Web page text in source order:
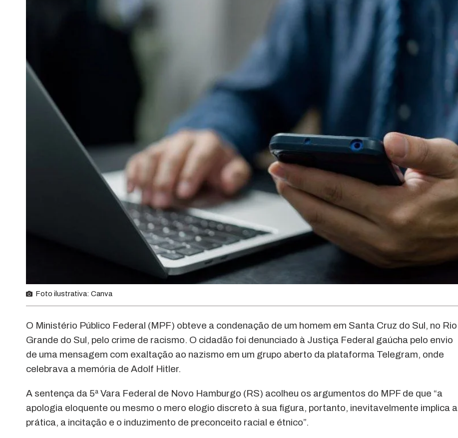
Foto ilustrativa: Canva
O Ministério Público Federal (MPF) obteve a condenação de um homem em Santa Cruz do Sul, no Rio
Grande do Sul, pelo crime de racismo. O cidadão foi denunciado à Justiça Federal gaúcha pelo envio
de uma mensagem com exaltação ao nazismo em um grupo aberto da plataforma Telegram, onde
celebrava a memória de Adolf Hitler.
A sentença da 5ª Vara Federal de Novo Hamburgo (RS) acolheu os argumentos do MPF de que “a
apologia eloquente ou mesmo o mero elogio discreto à sua figura, portanto, inevitavelmente implica a
prática, a incitação e o induzimento de preconceito racial e étnico”.